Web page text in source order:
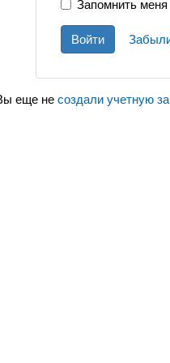
Запомнить меня
Войти
еще не создали учетную